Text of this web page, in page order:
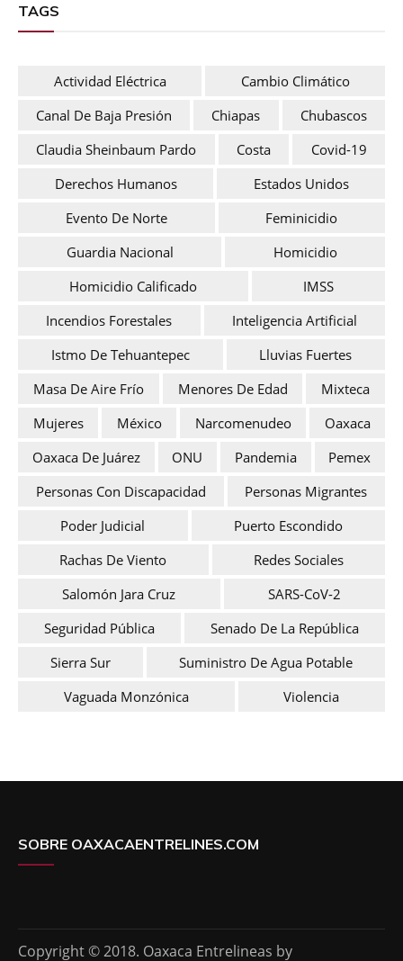
TAGS
Actividad Eléctrica
Cambio Climático
Canal De Baja Presión
Chiapas
Chubascos
Claudia Sheinbaum Pardo
Costa
Covid-19
Derechos Humanos
Estados Unidos
Evento De Norte
Feminicidio
Guardia Nacional
Homicidio
Homicidio Calificado
IMSS
Incendios Forestales
Inteligencia Artificial
Istmo De Tehuantepec
Lluvias Fuertes
Masa De Aire Frío
Menores De Edad
Mixteca
Mujeres
México Narcomenudeo
Oaxaca
Oaxaca De Juárez
ONU Pandemia
Pemex
Personas Con Discapacidad
Personas Migrantes
Poder Judicial
Puerto Escondido
Rachas De Viento
Redes Sociales
Salomón Jara Cruz
SARS-CoV-2
Seguridad Pública
Senado De La República
Sierra Sur
Suministro De Agua Potable
Vaguada Monzónica
Violencia
SOBRE OAXACAENTRELINES.COM
Copyright © 2018. Oaxaca Entrelineas by